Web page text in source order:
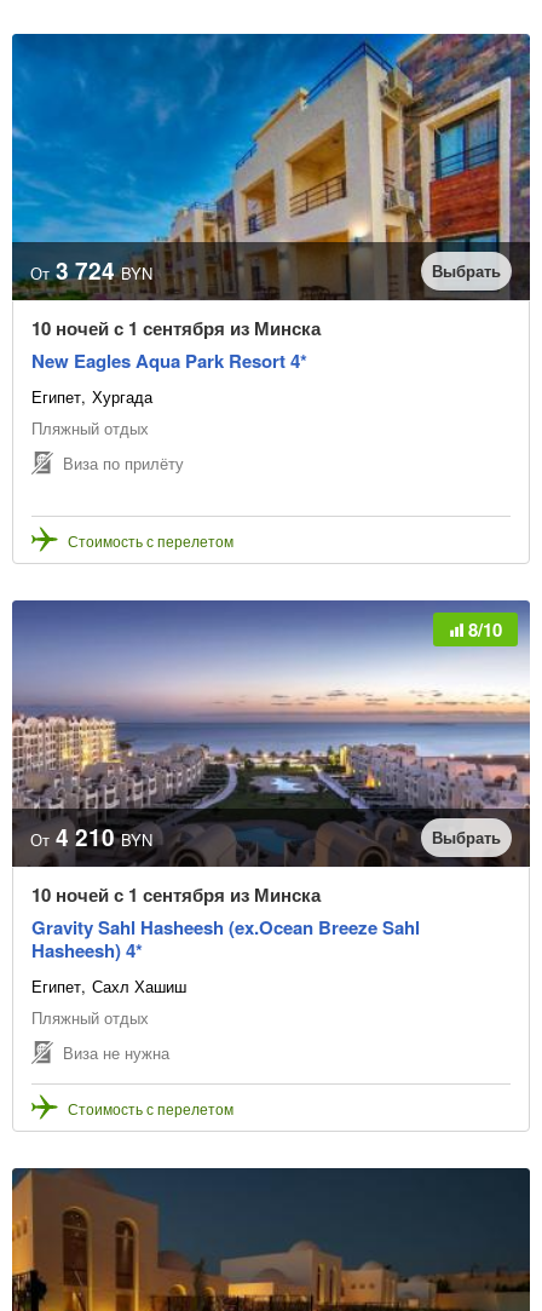
От 3 724 BYN Выбрать
10 ночей с 1 сентября из Минска
New Eagles Aqua Park Resort 4*
Египет Хургада
Пляжный отдых
Виза по прилёту
Стоимость с перелетом
8/10
От 4 210 BYN Выбрать
10 ночей с 1 сентября из Минска
Gravity Sahl Hasheesh (ex.Ocean Breeze Sahl
Hasheesh) 4*
Египет Сахл Хашиш
Пляжный отдых
Виза не нужна
Стоимость с перелетом